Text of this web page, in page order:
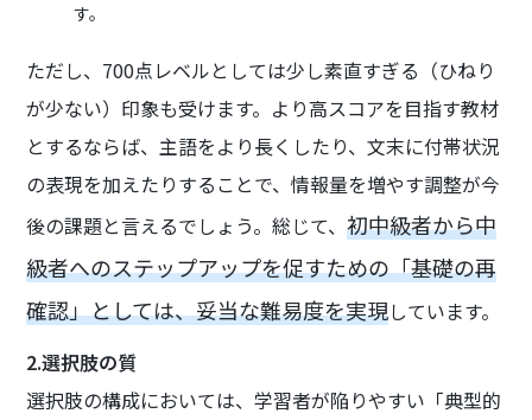
す。
ただし、700点レベルとしては少し素直すぎる（ひねり
が少ない）印象も受けます。より高スコアを目指す教材
とするならば、主語をより長くしたり、文末に付帯状況
の表現を加えたりすることで、情報量を増やす調整が今
後の課題と言えるでしょう。総じて、初中級者から中
級者へのステップアップを促すための「基礎の再
確認」としては、妥当な難易度を実現しています。
2.選択肢の質
選択肢の構成においては、学習者が陥りやすい「典型的